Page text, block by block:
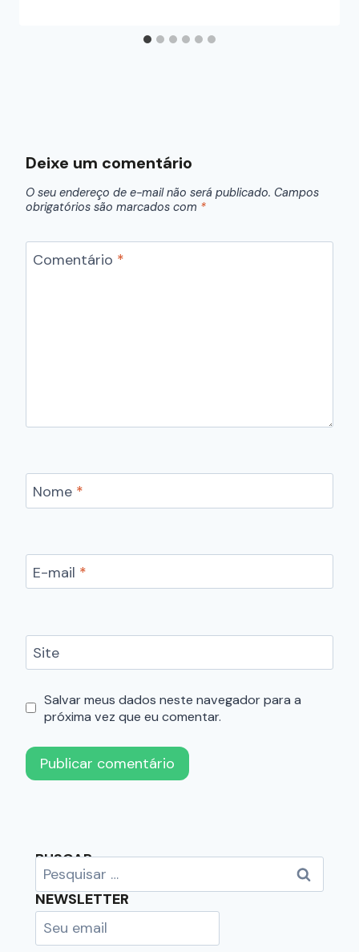
Deixe um comentário
O seu endereço de e-mail não será publicado. Campos
obrigatórios são marcados com *
Comentário *
Nome *
E-mail *
Site
Salvar meus dados neste navegador para a
próxima vez que eu comentar.
BUSCAR
NEWSLETTER